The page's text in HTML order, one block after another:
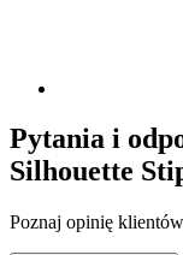
Pytania i
Silhouette
Poznaj opinię